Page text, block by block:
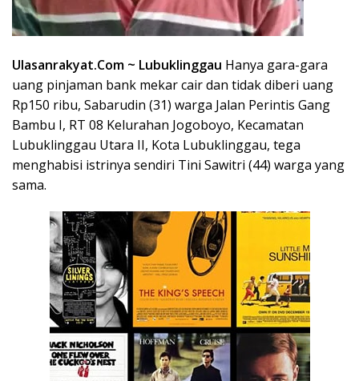
Ulasanrakyat.Com ~ Lubuklinggau Hanya gara-gara
uang pinjaman bank mekar cair dan tidak diberi uang
Rp150 ribu, Sabarudin (31) warga Jalan Perintis Gang
Bambu I, RT 08 Kelurahan Jogoboyo, Kecamatan
Lubuklinggau Utara II, Kota Lubuklinggau, tega
menghabisi istrinya sendiri Tini Sawitri (44) warga yang
sama.